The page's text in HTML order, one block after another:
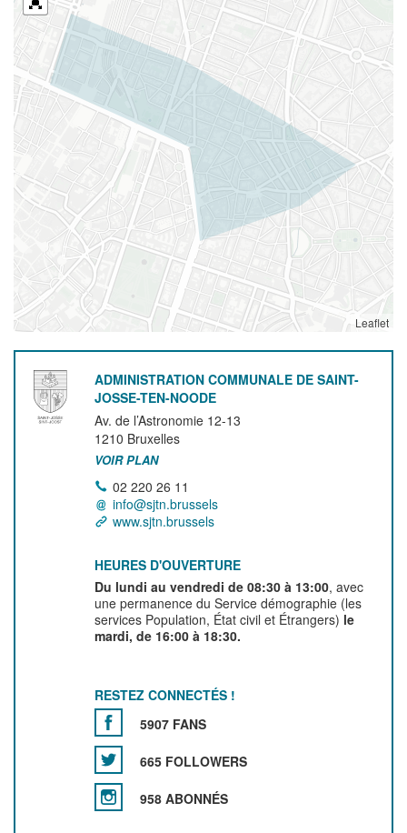
Leaflet
ADMINISTRATION COMMUNALE DE SAINT-
JOSSE-TEN-NOODE
Av. de l’Astronomie 12-13
1210 Bruxelles
VOIR PLAN
02 220 26 11
info@sjtn.brussels
www.sjtn.brussels
HEURES D'OUVERTURE
Du lundi au vendredi de 08:30 à 13:00, avec
une permanence du Service démographie (les
services Population, État civil et Étrangers) le
mardi, de 16:00 à 18:30.
RESTEZ CONNECTÉS !
5907 FANS
665 FOLLOWERS
958 ABONNÉS